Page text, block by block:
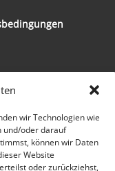
wir Technologien wie
und/oder darauf
können wir Daten
Website
oder zurückziehst,